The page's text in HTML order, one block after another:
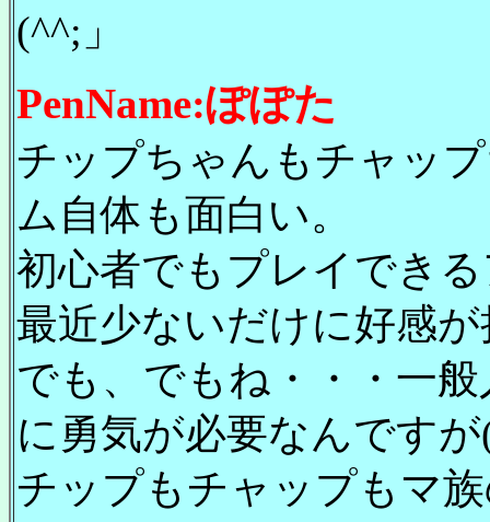
(^^;」
PenName:ぽぽた
チップちゃんもチャッ
ム自体も面白い。
初心者でもプレイでき
最近少ないだけに好感
でも、でもね・・・一
に勇気が必要なんです
チップもチャップもマ